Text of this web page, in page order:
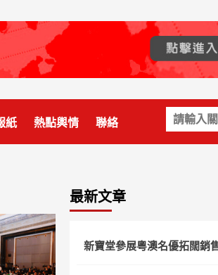
關
鍵
字:
紙 熱點輿情 聯絡
最新文章
新寶堂參展粵澳名優拓闊銷